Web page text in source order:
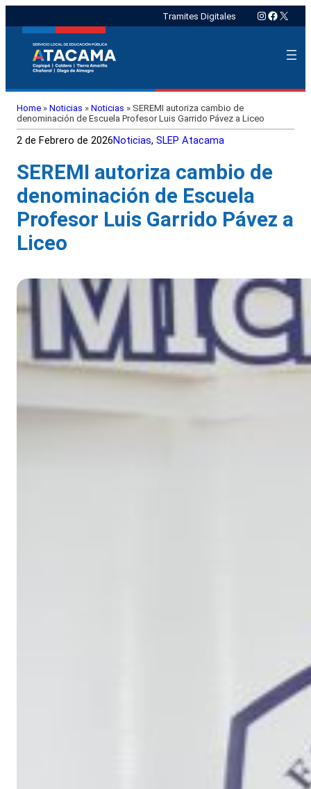
Tramites Digitales Instagram
X
Home » Noticias » Noticias » SEREMI autoriza cambio de
denominación de Escuela Profesor Luis Garrido Pávez a Liceo
2 de Febrero de 2026Noticias, SLEP Atacama
SEREMI autoriza cambio de
denominación de Escuela
Profesor Luis Garrido Pávez a
Liceo